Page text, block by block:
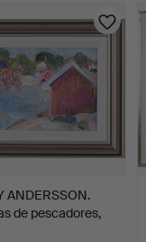
ANDERSSON.
de pescadores,